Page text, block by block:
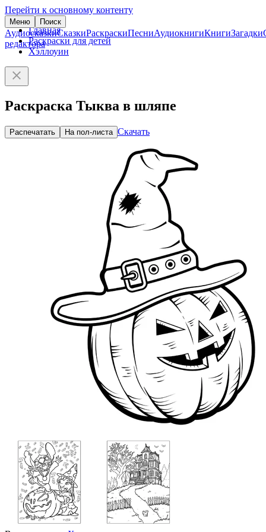
Перейти к основному контенту
Меню Поиск
АудиосказкиСказкиРаскраскиПесниАудиокнигиКнигиЗагадки
редактора
Главная
Раскраски для детей
Хэллоуин
Раскраска Тыква в шляпе
Распечатать На пол-листа Скачать